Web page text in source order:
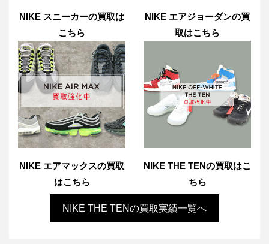
NIKE スニーカーの買取は
こちら
NIKE エアジョーダンの買
取はこちら
NIKE エアマックスの買取
はこちら
NIKE THE TENの買取はこ
ちら
NIKE THE TENの買取実績一覧へ